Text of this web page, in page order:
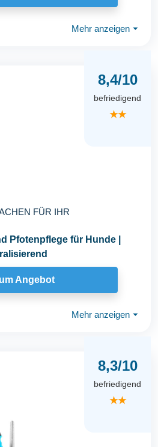
Mehr anzeigen ⏷
FÜR IHR
8,4/10
befriedigend
★★
Pfotenpflege für Hunde |
Angebot
Mehr anzeigen ⏷
8,3/10
befriedigend
★★